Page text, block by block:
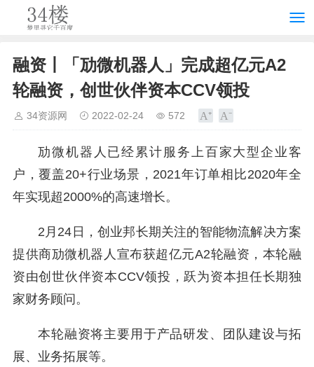
融资丨「劢微机器人」完成超亿元A2
轮融资，创世伙伴资本CCV领投
34资源网 2022-02-24 572
劢微机器人已经累计服务上百家大型企业客
户，覆盖20+行业场景，2021年订单相比2020年全
年实现超2000%的高速增长。
2月24日，创业邦长期关注的智能物流解决方案
提供商劢微机器人宣布获超亿元A2轮融资，本轮融
资由创世伙伴资本CCV领投，跃为资本担任长期独
家财务顾问。
本轮融资将主要用于产品研发、团队建设与拓
展、业务拓展等。